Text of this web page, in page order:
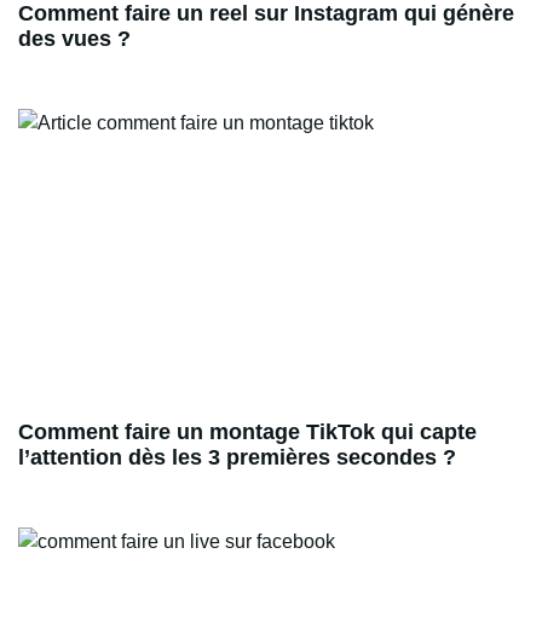
Comment faire un reel sur Instagram qui génère
des vues ?
Comment faire un montage TikTok qui capte
l’attention dès les 3 premières secondes ?